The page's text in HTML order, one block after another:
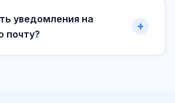
уведомления на
почту?